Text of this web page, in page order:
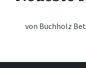
von Buchholz